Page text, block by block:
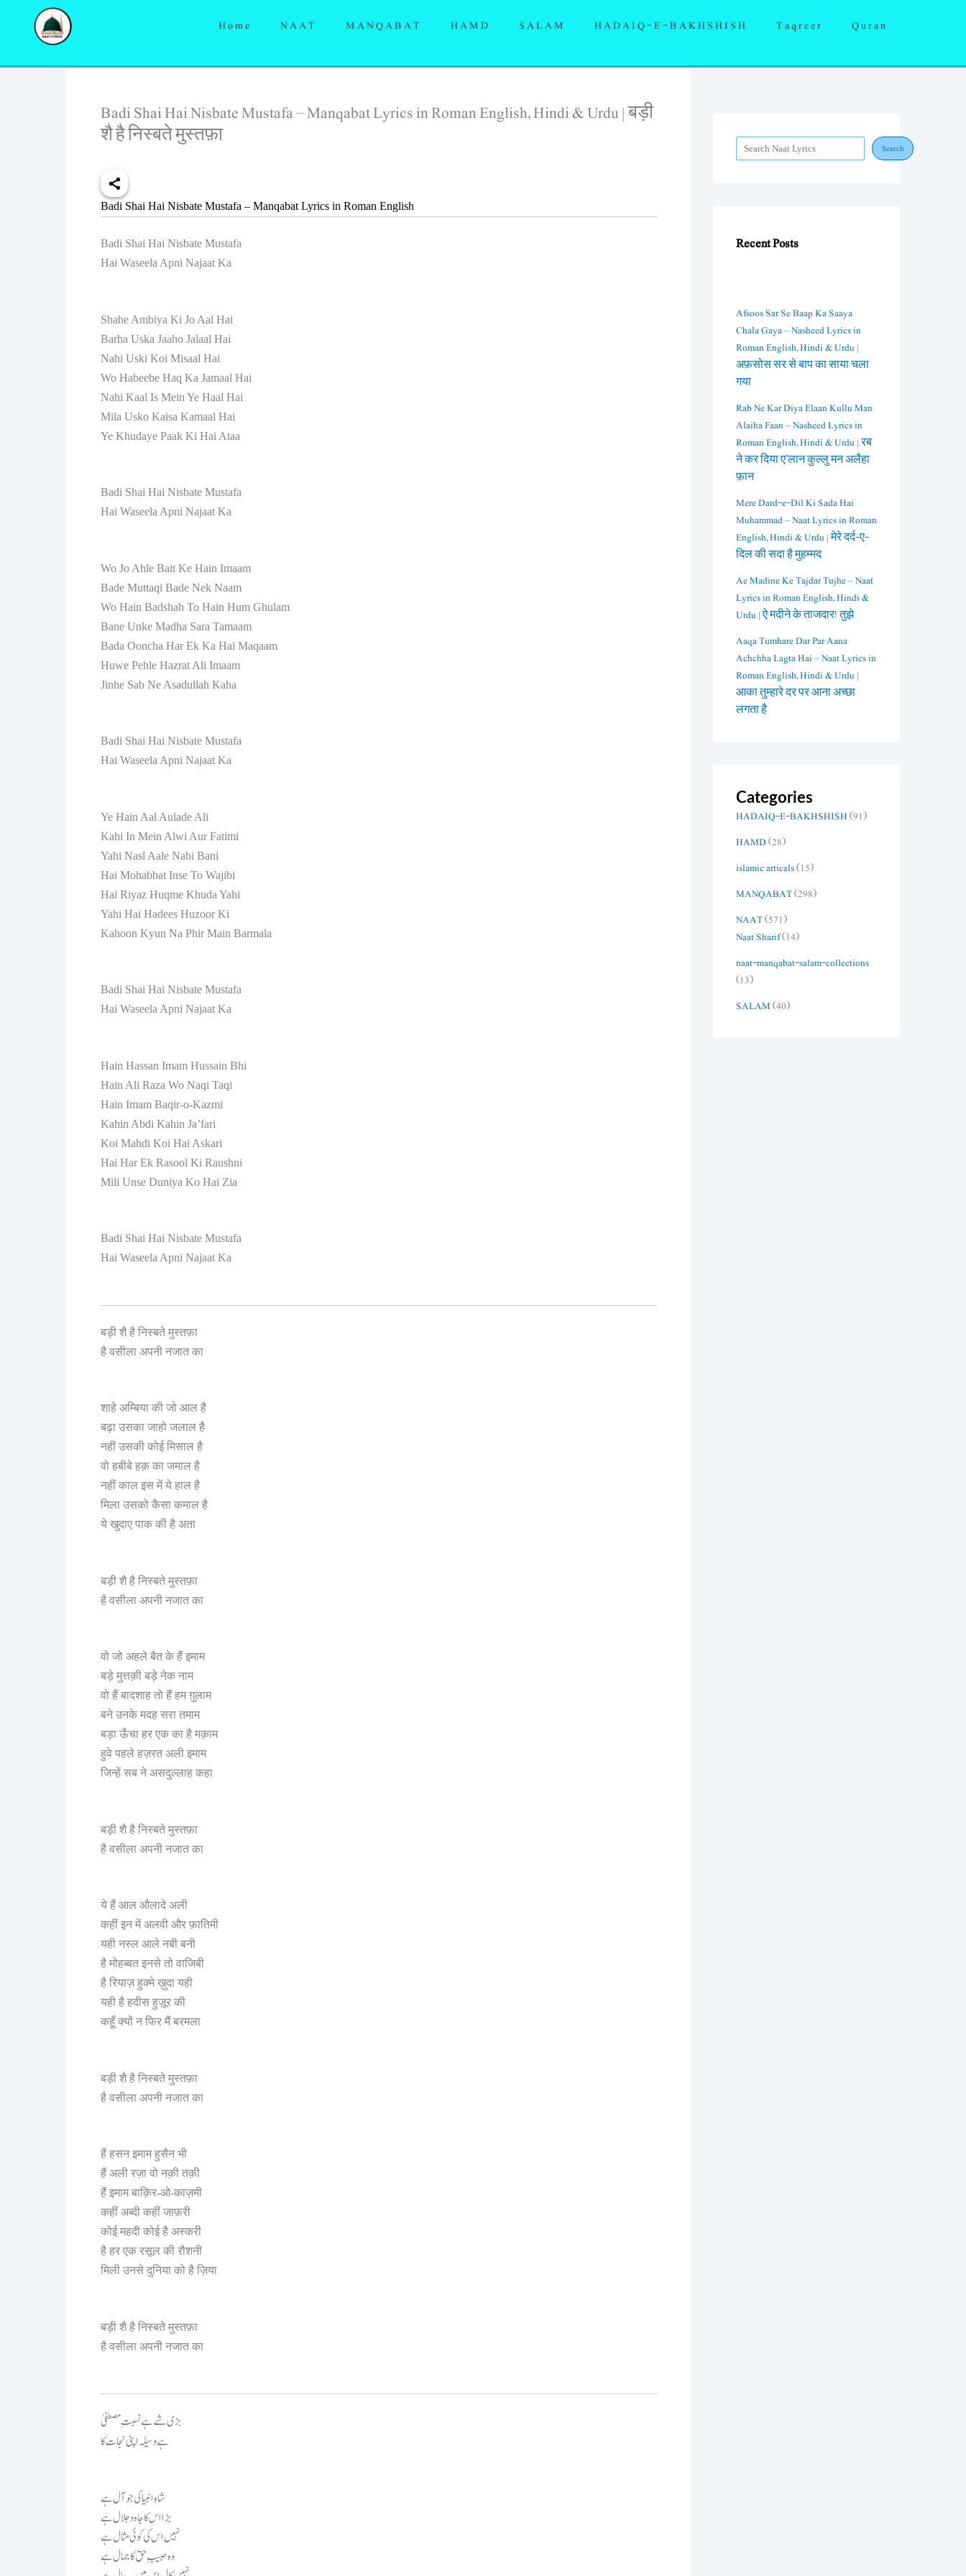
Home NAAT MANQABAT HAMD SALAM HADAIQ-E-BAKHSHISH Taqreer Quran
Badi Shai Hai Nisbate Mustafa – Manqabat Lyrics in Roman English, Hindi & Urdu | बड़ी
शै है निस्बते मुस्तफ़ा
Badi Shai Hai Nisbate Mustafa – Manqabat Lyrics in Roman English
Badi Shai Hai Nisbate Mustafa
Hai Waseela Apni Najaat Ka
Shahe Ambiya Ki Jo Aal Hai
Barha Uska Jaaho Jalaal Hai
Nahi Uski Koi Misaal Hai
Wo Habeebe Haq Ka Jamaal Hai
Nahi Kaal Is Mein Ye Haal Hai
Mila Usko Kaisa Kamaal Hai
Ye Khudaye Paak Ki Hai Ataa
Badi Shai Hai Nisbate Mustafa
Hai Waseela Apni Najaat Ka
Wo Jo Ahle Bait Ke Hain Imaam
Bade Muttaqi Bade Nek Naam
Wo Hain Badshah To Hain Hum Ghulam
Bane Unke Madha Sara Tamaam
Bada Ooncha Har Ek Ka Hai Maqaam
Huwe Pehle Hazrat Ali Imaam
Jinhe Sab Ne Asadullah Kaha
Badi Shai Hai Nisbate Mustafa
Hai Waseela Apni Najaat Ka
Ye Hain Aal Aulade Ali
Kahi In Mein Alwi Aur Fatimi
Yahi Nasl Aale Nabi Bani
Hai Mohabbat Inse To Wajibi
Hai Riyaz Huqme Khuda Yahi
Yahi Hai Hadees Huzoor Ki
Kahoon Kyun Na Phir Main Barmala
Badi Shai Hai Nisbate Mustafa
Hai Waseela Apni Najaat Ka
Hain Hassan Imam Hussain Bhi
Hain Ali Raza Wo Naqi Taqi
Hain Imam Baqir-o-Kazmi
Kahin Abdi Kahin Ja’fari
Koi Mahdi Koi Hai Askari
Hai Har Ek Rasool Ki Raushni
Mili Unse Duniya Ko Hai Zia
Badi Shai Hai Nisbate Mustafa
Hai Waseela Apni Najaat Ka
बड़ी शै है निस्बते मुस्तफ़ा
है वसीला अपनी नजात का
शाहे अम्बिया की जो आल है
बढ़ा उसका जाहो जलाल है
नहीं उसकी कोई मिसाल है
वो हबीबे हक़ का जमाल है
नहीं काल इस में ये हाल है
मिला उसको कैसा कमाल है
ये खुदाए पाक की है अता
बड़ी शै है निस्बते मुस्तफ़ा
है वसीला अपनी नजात का
वो जो अहले बैत के हैं इमाम
बड़े मुत्तक़ी बड़े नेक नाम
वो हैं बादशाह तो हैं हम ग़ुलाम
बने उनके मदह सरा तमाम
बड़ा ऊँचा हर एक का है मक़ाम
हुवे पहले हज़रत अली इमाम
जिन्हें सब ने असदुल्लाह कहा
बड़ी शै है निस्बते मुस्तफ़ा
है वसीला अपनी नजात का
ये हैं आल औलादे अली
कहीं इन में अलवी और फ़ातिमी
यही नस्ल आले नबी बनी
है मोहब्बत इनसे तो वाजिबी
है रियाज़ हुक्मे ख़ुदा यही
यही है हदीस हुज़ूर की
कहूँ क्यों न फिर मैं बरमला
बड़ी शै है निस्बते मुस्तफ़ा
है वसीला अपनी नजात का
हैं हसन इमाम हुसैन भी
हैं अली रज़ा वो नक़ी तक़ी
हैं इमाम बाक़िर-ओ-काज़मी
कहीं अब्दी कहीं जाफ़री
कोई महदी कोई है अस्करी
है हर एक रसूल की रौशनी
मिली उनसे दुनिया को है ज़िया
बड़ी शै है निस्बते मुस्तफ़ा
है वसीला अपनी नजात का
بڑی شے ہے نسبتِ مصطفیٰ
ہے وسیلہ اپنی نجات کا
شاہِ انبیا کی جو آل ہے
بڑا اس کا جاہ و جلال ہے
نہیں اس کی کوئی مثال ہے
وہ حبیبِ حق کا جمال ہے
e
Search
Recent Posts
Afsoos Sar Se Baap Ka Saaya
Chala Gaya – Nasheed Lyrics in
Roman English, Hindi & Urdu |
अफ़सोस सर से बाप का साया चला
गया
Rab Ne Kar Diya Elaan Kullu Man
Alaiha Faan – Nasheed Lyrics in
Roman English, Hindi & Urdu | रब
ने कर दिया ए’लान कुल्लु मन अलैहा
फ़ान
Mere Dard-e-Dil Ki Sada Hai
Muhammad – Naat Lyrics in Roman
English, Hindi & Urdu | मेरे दर्द-ए-
दिल की सदा है मुहम्मद
Ae Madine Ke Tajdar Tujhe – Naat
Lyrics in Roman English, Hindi &
Urdu | ऐ मदीने के ताजदार! तुझे
Aaqa Tumhare Dar Par Aana
Achchha Lagta Hai – Naat Lyrics in
Roman English, Hindi & Urdu |
आका तुम्हारे दर पर आना अच्छा
लगता है
Categories
HADAIQ-E-BAKHSHISH(91)
HAMD(28)
islamic articals(15)
MANQABAT(298)
NAAT(571)
Naat Sharif(14)
naat-manqabat-salam-collections
(13)
SALAM(40)